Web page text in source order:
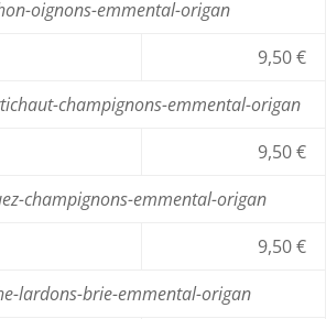
oignons-emmental-origan
9,50 €
champignons-emmental-origan
9,50 €
champignons-emmental-origan
9,50 €
lardons-brie-emmental-origan